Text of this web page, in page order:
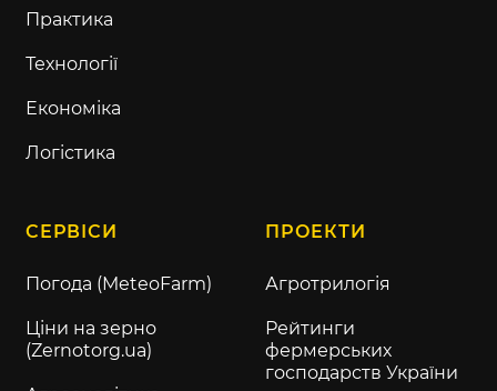
Практика
Технології
Економіка
Логістика
СЕРВІСИ
Погода (MeteoFarm)
Ціни на зерно
(Zernotorg.ua)
ПРОЕКТИ
Агротрилогія
Рейтинги
фермерських
господарств України